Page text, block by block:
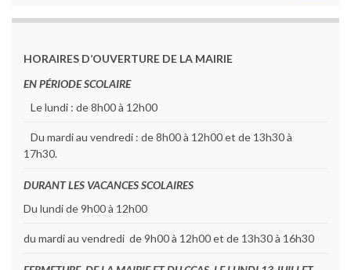
HORAIRES D’OUVERTURE DE LA MAIRIE
EN PÉRIODE SCOLAIRE
Le lundi : de 8h00 à 12h00
Du mardi au vendredi : de 8h00 à 12h00 et de 13h30 à
17h30.
DURANT LES VACANCES SCOLAIRES
Du lundi de 9h00 à 12h00
du mardi au vendredi de 9h00 à 12h00 et de 13h30 à 16h30